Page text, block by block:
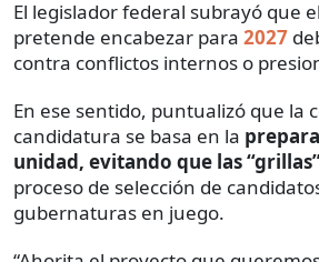
El legislador federal subrayó que
pretende encabezar para 2027
contra conflictos internos o
En ese sentido, puntualizó que la
candidatura se basa en la
unidad, evitando que las
proceso de selección de
gubernaturas en juego.